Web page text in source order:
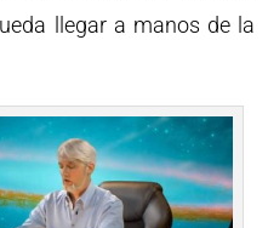
llegar a manos de la